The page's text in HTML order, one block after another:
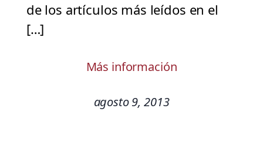
de los artículos más leídos en el
[…]
Más información
agosto 9, 2013